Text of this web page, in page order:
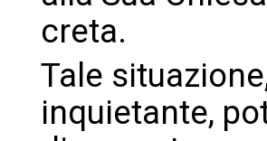
creta.
Tale
inquietante,